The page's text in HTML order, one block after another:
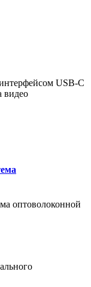
USB-C
видео
оптоволоконной